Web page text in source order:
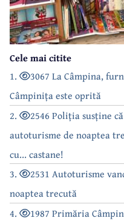
Cele mai citite
1.
3067 La Câmpina,
Câmpinița este oprită
2.
2546 Poliția susține
autoturisme de noaptea
cu... castane!
3.
2531 Autoturisme
noaptea trecută
4.
1987 Primăria